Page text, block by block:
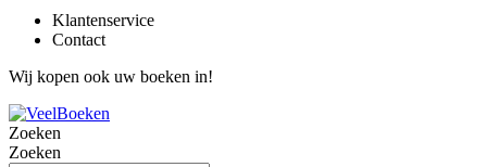
Klantenservice
Contact
Wij kopen ook uw boeken in!
Zoeken
Zoeken